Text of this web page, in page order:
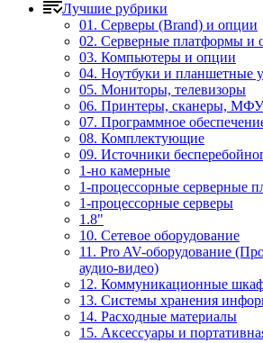
Лучшие рубрики
01. Серверы (Brand) и опции
02. Серверные платформы и
03. Компьютеры и опции
04. Ноутбуки и планшетные
05. Мониторы, телевизоры
06. Принтеры, сканеры, МФУ
07. Программное
08. Комплектующие
09. Источники
1-но камерные
1-процессорные серверные
1-процессорные серверы
1.8"
10. Сетевое оборудование
11. Pro AV-оборудование
аудио-видео)
12. Коммуникационные
13. Системы хранения
14. Расходные материалы
15. Аксессуары и